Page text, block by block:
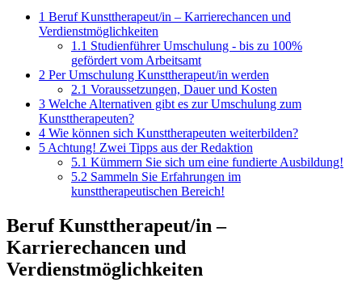
1 Beruf Kunsttherapeut/in – Karrierechancen und
Verdienstmöglichkeiten
1.1 Studienführer Umschulung - bis zu 100%
gefördert vom Arbeitsamt
2 Per Umschulung Kunsttherapeut/in werden
2.1 Voraussetzungen, Dauer und Kosten
3 Welche Alternativen gibt es zur Umschulung zum
Kunsttherapeuten?
4 Wie können sich Kunsttherapeuten weiterbilden?
5 Achtung! Zwei Tipps aus der Redaktion
5.1 Kümmern Sie sich um eine fundierte Ausbildung!
5.2 Sammeln Sie Erfahrungen im
kunsttherapeutischen Bereich!
Beruf Kunsttherapeut/in –
Karrierechancen und
Verdienstmöglichkeiten